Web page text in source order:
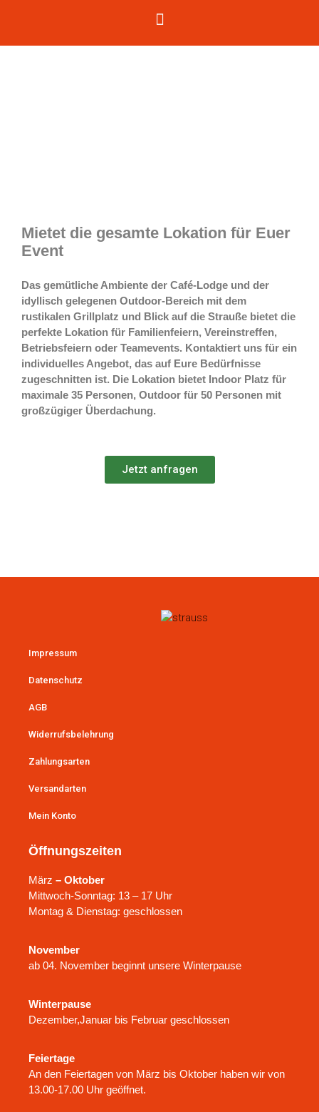
Mietet die gesamte Lokation für Euer
Event
Das gemütliche Ambiente der Café-Lodge und der
idyllisch gelegenen Outdoor-Bereich mit dem
rustikalen Grillplatz und Blick auf die Strauße bietet die
perfekte Lokation für Familienfeiern, Vereinstreffen,
Betriebsfeiern oder Teamevents. Kontaktiert uns für ein
individuelles Angebot, das auf Eure Bedürfnisse
zugeschnitten ist. Die Lokation bietet Indoor Platz für
maximale 35 Personen, Outdoor für 50 Personen mit
großzügiger Überdachung.
Jetzt anfragen
Öffnungszeiten
März – Oktober
Mittwoch-Sonntag: 13 – 17 Uhr
Montag & Dienstag: geschlossen
November
ab 04. November beginnt unsere Winterpause
Winterpause
Dezember,Januar bis Februar geschlossen
Feiertage
An den Feiertagen von März bis Oktober haben wir von
13.00-17.00 Uhr geöffnet.
Impressum
Datenschutz
AGB
Widerrufsbelehrung
Zahlungsarten
Versandarten
Mein Konto